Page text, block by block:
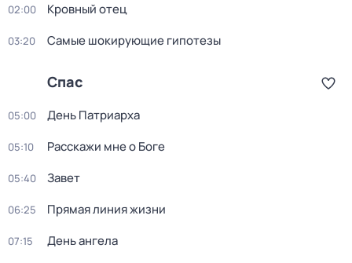
02:00 Кровный отец
03:20 Самые шoкиpующие гипотезы
Спас
05:00 Дeнь Патриаpха
05:10 Расскажи мне о Боге
05:40 Завет
06:25 Прямая линия жизни
07:15 День ангела